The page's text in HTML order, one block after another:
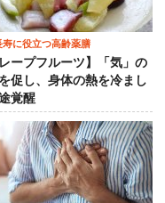
寿に役立つ高齢薬膳
レープフルーツ】「気」の
促し、身体の熱を冷まし
覚醒